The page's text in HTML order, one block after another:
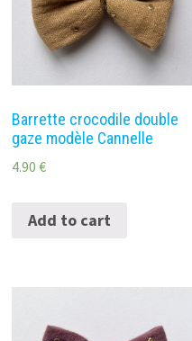
Barrette crocodile double
gaze modèle Cannelle
4.90 €
Add to cart